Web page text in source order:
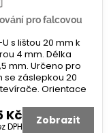
pro falcovou
s lištou 20 mm k
4 mm. Délka
mm. Určeno pro
záslepkou 20
Orientace
Kč
DPH Zobrazit